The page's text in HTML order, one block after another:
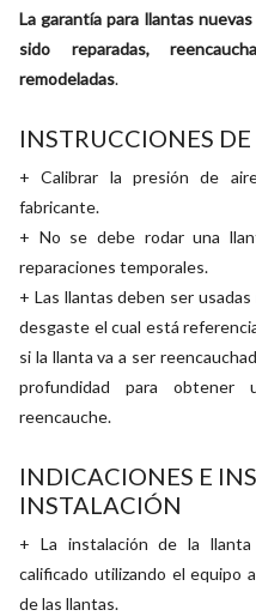
La garantía para llantas
sido reparadas,
remodeladas.
INSTRUCCIONES DE
+ Calibrar la presión de
fabricante.
+ No se debe rodar una
reparaciones temporales.
+ Las llantas deben ser
desgaste el cual está
si la llanta va a ser
profundidad para obtener
reencauche.
INDICACIONES E
INSTALACIÓN
+ La instalación de la llanta
calificado utilizando el equipo
de las llantas.